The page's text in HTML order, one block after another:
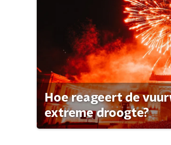
Hoe reageert de
extreme droogte?